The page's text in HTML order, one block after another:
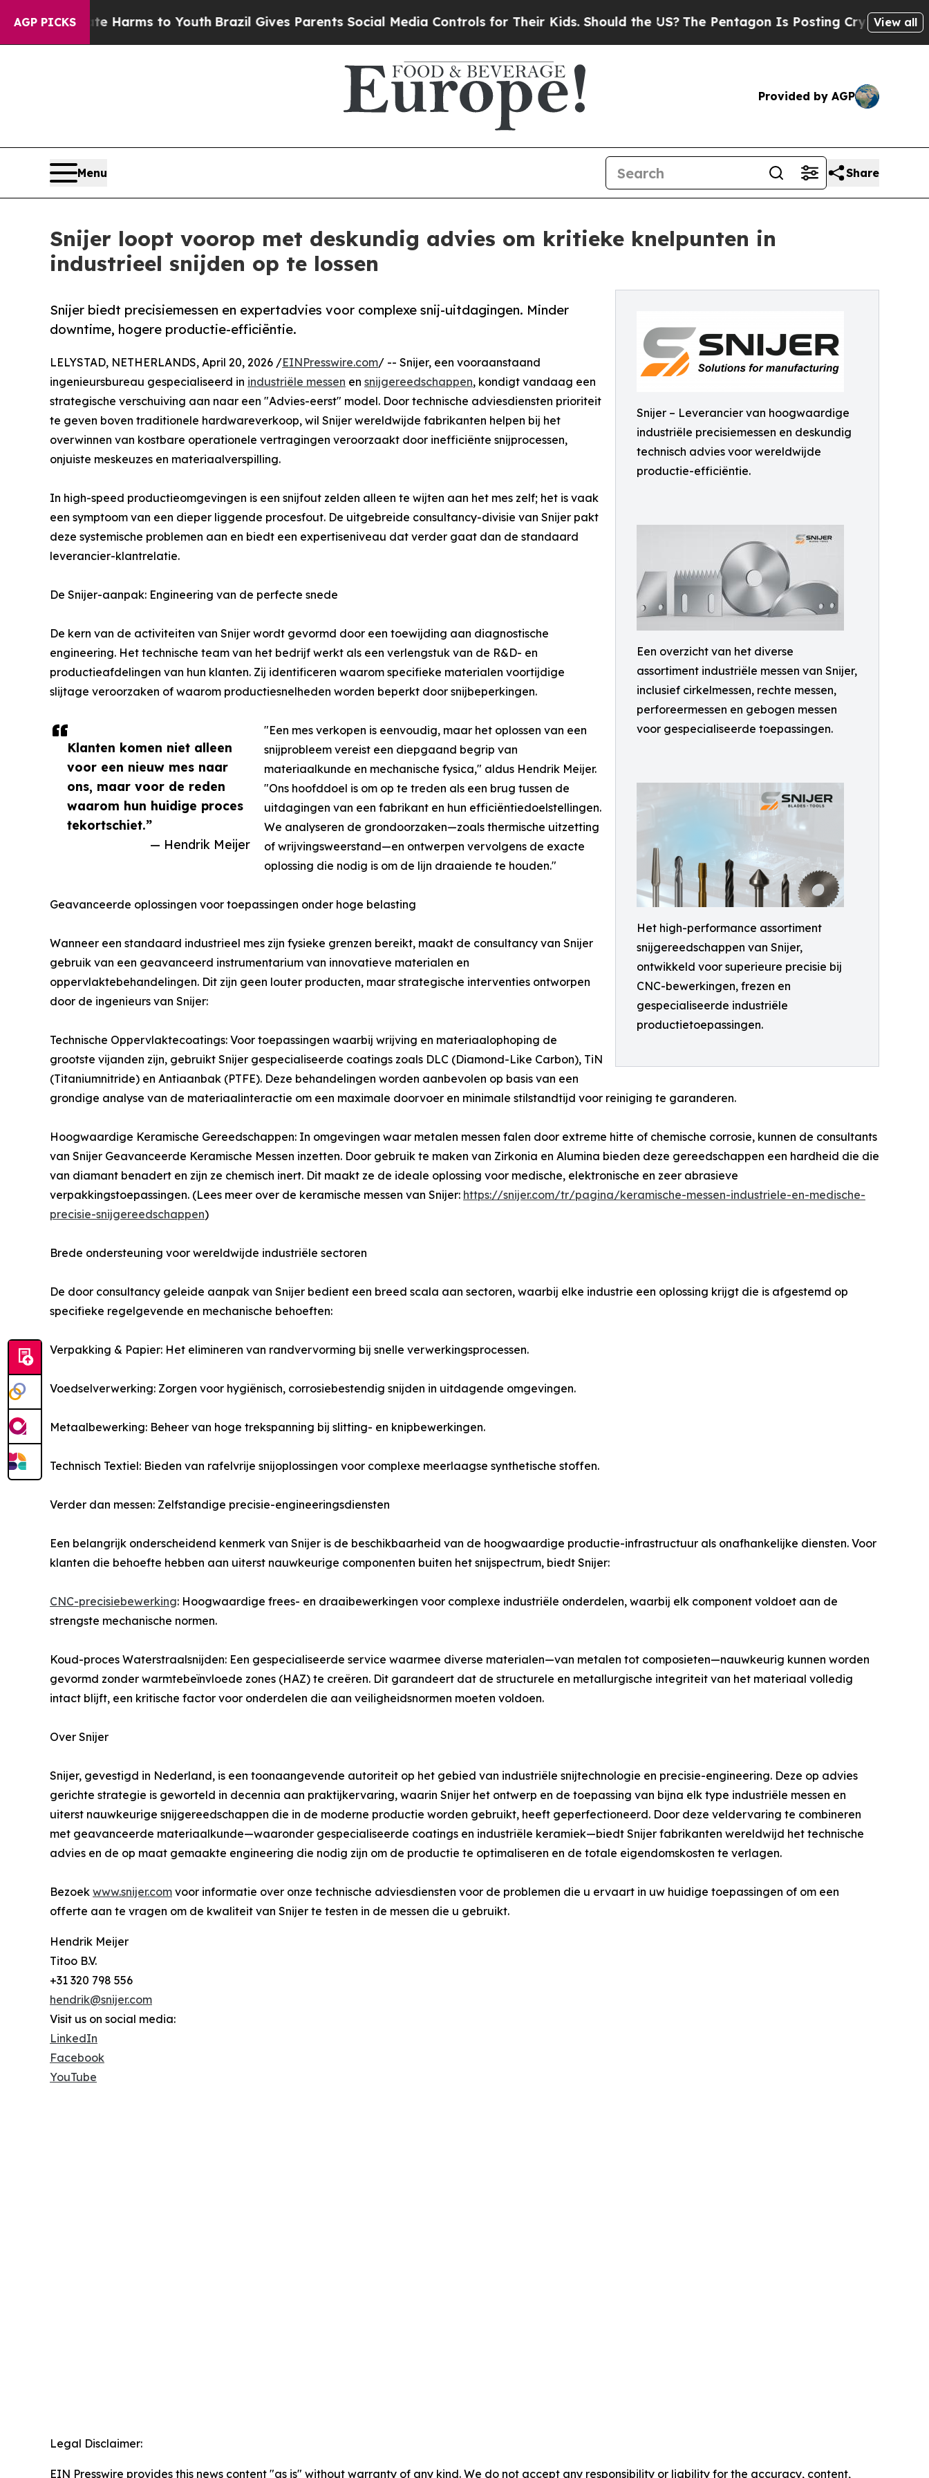
AGP PICKS
Harms to YouthBrazil Gives Parents Social Media Controls for Their Kids. Should the US?The Pentagon Is Posting Cryptic Biblical Messages
View all
Provided by AGP
Menu Share
Snijer loopt voorop met deskundig advies om kritieke knelpunten in
industrieel snijden op te lossen
Snijer – Leverancier van hoogwaardige
industriële precisiemessen en deskundig
technisch advies voor wereldwijde
productie-efficiëntie.
Een overzicht van het diverse
assortiment industriële messen van Snijer,
inclusief cirkelmessen, rechte messen,
perforeermessen en gebogen messen
voor gespecialiseerde toepassingen.
Het high-performance assortiment
snijgereedschappen van Snijer,
ontwikkeld voor superieure precisie bij
CNC-bewerkingen, frezen en
gespecialiseerde industriële
productietoepassingen.
Snijer biedt precisiemessen en expertadvies voor complexe snij-uitdagingen. Minder
downtime, hogere productie-efficiëntie.
Klanten komen niet alleen
voor een nieuw mes naar
ons, maar voor de reden
waarom hun huidige proces
tekortschiet.”
— Hendrik Meijer
LELYSTAD, NETHERLANDS, April 20, 2026 /EINPresswire.com/ -- Snijer, een vooraanstaand
ingenieursbureau gespecialiseerd in industriële messen en snijgereedschappen, kondigt vandaag een
strategische verschuiving aan naar een "Advies-eerst" model. Door technische adviesdiensten prioriteit
te geven boven traditionele hardwareverkoop, wil Snijer wereldwijde fabrikanten helpen bij het
overwinnen van kostbare operationele vertragingen veroorzaakt door inefficiënte snijprocessen,
onjuiste meskeuzes en materiaalverspilling.
In high-speed productieomgevingen is een snijfout zelden alleen te wijten aan het mes zelf; het is vaak
een symptoom van een dieper liggende procesfout. De uitgebreide consultancy-divisie van Snijer pakt
deze systemische problemen aan en biedt een expertiseniveau dat verder gaat dan de standaard
leverancier-klantrelatie.
De Snijer-aanpak: Engineering van de perfecte snede
De kern van de activiteiten van Snijer wordt gevormd door een toewijding aan diagnostische
engineering. Het technische team van het bedrijf werkt als een verlengstuk van de R&D- en
productieafdelingen van hun klanten. Zij identificeren waarom specifieke materialen voortijdige
slijtage veroorzaken of waarom productiesnelheden worden beperkt door snijbeperkingen.
"Een mes verkopen is eenvoudig, maar het oplossen van een
snijprobleem vereist een diepgaand begrip van
materiaalkunde en mechanische fysica," aldus Hendrik Meijer.
"Ons hoofddoel is om op te treden als een brug tussen de
uitdagingen van een fabrikant en hun efficiëntiedoelstellingen.
We analyseren de grondoorzaken—zoals thermische uitzetting
of wrijvingsweerstand—en ontwerpen vervolgens de exacte
oplossing die nodig is om de lijn draaiende te houden."
Geavanceerde oplossingen voor toepassingen onder hoge belasting
Wanneer een standaard industrieel mes zijn fysieke grenzen bereikt, maakt de consultancy van Snijer
gebruik van een geavanceerd instrumentarium van innovatieve materialen en
oppervlaktebehandelingen. Dit zijn geen louter producten, maar strategische interventies ontworpen
door de ingenieurs van Snijer:
Technische Oppervlaktecoatings: Voor toepassingen waarbij wrijving en materiaalophoping de
grootste vijanden zijn, gebruikt Snijer gespecialiseerde coatings zoals DLC (Diamond-Like Carbon), TiN
(Titaniumnitride) en Antiaanbak (PTFE). Deze behandelingen worden aanbevolen op basis van een
grondige analyse van de materiaalinteractie om een maximale doorvoer en minimale stilstandtijd voor reiniging te garanderen.
Hoogwaardige Keramische Gereedschappen: In omgevingen waar metalen messen falen door extreme hitte of chemische corrosie, kunnen de consultants
van Snijer Geavanceerde Keramische Messen inzetten. Door gebruik te maken van Zirkonia en Alumina bieden deze gereedschappen een hardheid die die
van diamant benadert en zijn ze chemisch inert. Dit maakt ze de ideale oplossing voor medische, elektronische en zeer abrasieve
verpakkingstoepassingen. (Lees meer over de keramische messen van Snijer: https://snijer.com/tr/pagina/keramische-messen-industriele-en-medische-
precisie-snijgereedschappen)
Brede ondersteuning voor wereldwijde industriële sectoren
De door consultancy geleide aanpak van Snijer bedient een breed scala aan sectoren, waarbij elke industrie een oplossing krijgt die is afgestemd op
specifieke regelgevende en mechanische behoeften:
Verpakking & Papier: Het elimineren van randvervorming bij snelle verwerkingsprocessen.
Voedselverwerking: Zorgen voor hygiënisch, corrosiebestendig snijden in uitdagende omgevingen.
Metaalbewerking: Beheer van hoge trekspanning bij slitting- en knipbewerkingen.
Technisch Textiel: Bieden van rafelvrije snijoplossingen voor complexe meerlaagse synthetische stoffen.
Verder dan messen: Zelfstandige precisie-engineeringsdiensten
Een belangrijk onderscheidend kenmerk van Snijer is de beschikbaarheid van de hoogwaardige productie-infrastructuur als onafhankelijke diensten. Voor
klanten die behoefte hebben aan uiterst nauwkeurige componenten buiten het snijspectrum, biedt Snijer:
CNC-precisiebewerking: Hoogwaardige frees- en draaibewerkingen voor complexe industriële onderdelen, waarbij elk component voldoet aan de
strengste mechanische normen.
Koud-proces Waterstraalsnijden: Een gespecialiseerde service waarmee diverse materialen—van metalen tot composieten—nauwkeurig kunnen worden
gevormd zonder warmtebeïnvloede zones (HAZ) te creëren. Dit garandeert dat de structurele en metallurgische integriteit van het materiaal volledig
intact blijft, een kritische factor voor onderdelen die aan veiligheidsnormen moeten voldoen.
Over Snijer
Snijer, gevestigd in Nederland, is een toonaangevende autoriteit op het gebied van industriële snijtechnologie en precisie-engineering. Deze op advies
gerichte strategie is geworteld in decennia aan praktijkervaring, waarin Snijer het ontwerp en de toepassing van bijna elk type industriële messen en
uiterst nauwkeurige snijgereedschappen die in de moderne productie worden gebruikt, heeft geperfectioneerd. Door deze veldervaring te combineren
met geavanceerde materiaalkunde—waaronder gespecialiseerde coatings en industriële keramiek—biedt Snijer fabrikanten wereldwijd het technische
advies en de op maat gemaakte engineering die nodig zijn om de productie te optimaliseren en de totale eigendomskosten te verlagen.
Bezoek www.snijer.com voor informatie over onze technische adviesdiensten voor de problemen die u ervaart in uw huidige toepassingen of om een
offerte aan te vragen om de kwaliteit van Snijer te testen in de messen die u gebruikt.
Hendrik Meijer
Titoo B.V.
+31 320 798 556
hendrik@snijer.com
Visit us on social media:
LinkedIn
Facebook
YouTube
Legal Disclaimer:
EIN Presswire provides this news content "as is" without warranty of any kind. We do not accept any responsibility or liability for the accuracy, content,